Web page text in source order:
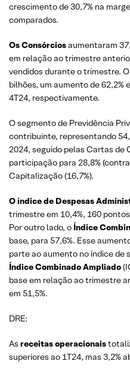
crescimento de 30,7% na
comparados.
Os Consórciosaumentaram
em relação ao trimestre
vendidos durante o trimestre.
bilhões, um aumento de 62,2%
4T24, respectivamente.
O segmento de Previdência
contribuinte, representando
2024, seguido pelas Cartas de
participação para 28,8%
Capitalização (16,7%).
O índice de Despesas
trimestre em 10,4%, 160
Por outro lado, o Índice
base, para 57,6%. Esse
parte ao aumento no índice de
Índice Combinado Ampliado
base em relação ao trimestre
em 51,5%.
DRE:
As receitas operacionais
superiores ao 1T24, mas 3,2%